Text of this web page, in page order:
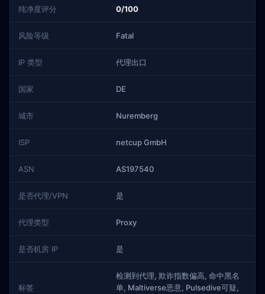
纯净度评分 0/100
风险等级 Fatal
IP 类型 代理出口
国家 DE
城市 Nuremberg
ISP netcup GmbH
ASN AS197540
是否代理/VPN 是
代理类型 Proxy
是否机房 IP 是
标签
检测到代理, 欺诈指数偏高, 命中黑名
单, Maltiverse恶意, Pulsedive可疑,